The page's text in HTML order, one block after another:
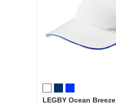
LEGBY Ocean Breeze